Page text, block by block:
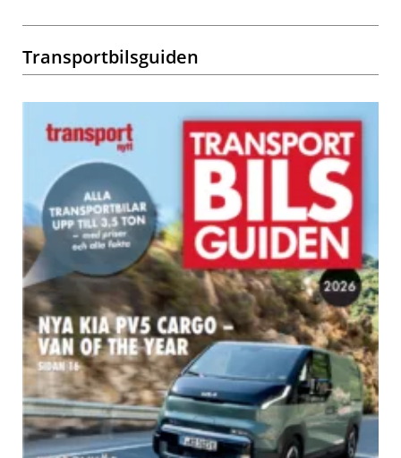
Transportbilsguiden